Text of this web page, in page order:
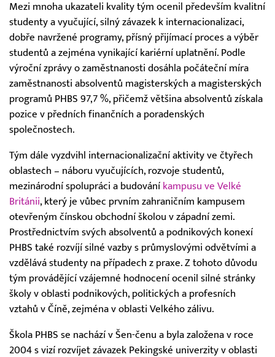
Mezi mnoha ukazateli kvality tým ocenil především kvalitní
studenty a vyučující, silný závazek k internacionalizaci,
dobře navržené programy, přísný přijímací proces a výběr
studentů a zejména vynikající kariérní uplatnění. Podle
výroční zprávy o zaměstnanosti dosáhla počáteční míra
zaměstnanosti absolventů magisterských a magisterských
programů PHBS 97,7 %, přičemž většina absolventů získala
pozice v předních finančních a poradenských
společnostech.
Tým dále vyzdvihl internacionalizační aktivity ve čtyřech
oblastech – náboru vyučujících, rozvoje studentů,
mezinárodní spolupráci a budování kampusu ve Velké
Británii, který je vůbec prvním zahraničním kampusem
otevřeným čínskou obchodní školou v západní zemi.
Prostřednictvím svých absolventů a podnikových konexí
PHBS také rozvíjí silné vazby s průmyslovými odvětvími a
vzdělává studenty na případech z praxe. Z tohoto důvodu
tým provádějící vzájemné hodnocení ocenil silné stránky
školy v oblasti podnikových, politických a profesních
vztahů v Číně, zejména v oblasti Velkého zálivu.
Škola PHBS se nachází v Šen-čenu a byla založena v roce
2004 s vizí rozvíjet závazek Pekingské univerzity v oblasti